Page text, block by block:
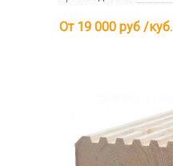
От 19 000 руб /куб.